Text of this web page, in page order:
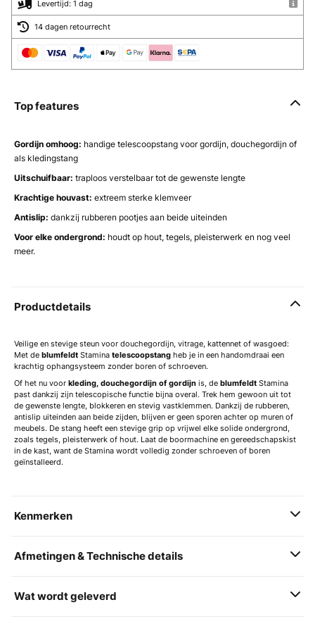
Levertijd: 1 dag
14 dagen retourrecht
Top features
Gordijn omhoog: handige telescoopstang voor gordijn, douchegordijn of
als kledingstang
Uitschuifbaar: traploos verstelbaar tot de gewenste lengte
Krachtige houvast: extreem sterke klemveer
Antislip: dankzij rubberen pootjes aan beide uiteinden
Voor elke ondergrond: houdt op hout, tegels, pleisterwerk en nog veel
meer.
Productdetails
Veilige en stevige steun voor douchegordijn, vitrage, kattennet of wasgoed:
Met de blumfeldt Stamina telescoopstang heb je in een handomdraai een
krachtig ophangsysteem zonder boren of schroeven.
Of het nu voor kleding, douchegordijn of gordijn is, de blumfeldt Stamina
past dankzij zijn telescopische functie bijna overal. Trek hem gewoon uit tot
de gewenste lengte, blokkeren en stevig vastklemmen. Dankzij de rubberen,
antislip uiteinden aan beide zijden, blijven er geen sporen achter op muren of
meubels. De stang heeft een stevige grip op vrijwel elke solide ondergrond,
zoals tegels, pleisterwerk of hout. Laat de boormachine en gereedschapskist
in de kast, want de Stamina wordt volledig zonder schroeven of boren
geïnstalleerd.
Kenmerken
Afmetingen & Technische details
Wat wordt geleverd